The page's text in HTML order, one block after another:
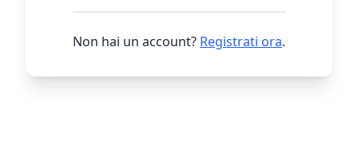
Non hai un account? Registrati ora.